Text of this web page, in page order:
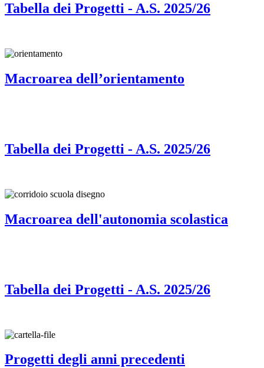
Tabella dei Progetti - A.S. 2025/26
Macroarea dell’orientamento
Tabella dei Progetti - A.S. 2025/26
Macroarea dell'autonomia scolastica
Tabella dei Progetti - A.S. 2025/26
Progetti degli anni precedenti